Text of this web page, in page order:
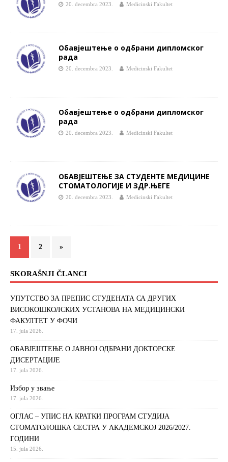
20. decembra 2023. Medicinski Fakultet
Обавјештење о одбрани дипломског
рада
20. decembra 2023. Medicinski Fakultet
Обавјештење о одбрани дипломског
рада
20. decembra 2023. Medicinski Fakultet
ОБАВЈЕШТЕЊЕ ЗА СТУДЕНТЕ МЕДИЦИНЕ
СТОМАТОЛОГИЈЕ И ЗДР.ЊЕГЕ
20. decembra 2023. Medicinski Fakultet
1 2 »
SKORAŠNJI ČLANCI
УПУТСТВО ЗА ПРЕПИС СТУДЕНАТА СА ДРУГИХ
ВИСОКОШКОЛСКИХ УСТАНОВА НА МЕДИЦИНСКИ
ФАКУЛТЕТ У ФОЧИ
17. jula 2026.
ОБАВЈЕШТЕЊЕ О ЈАВНОЈ ОДБРАНИ ДОКТОРСКЕ
ДИСЕРТАЦИЈЕ
17. jula 2026.
Избор у звање
17. jula 2026.
ОГЛАС – УПИС НА КРАТКИ ПРОГРАМ СТУДИЈА
СТОМАТОЛОШКА СЕСТРА У АКАДЕМСКОЈ 2026/2027.
ГОДИНИ
15. jula 2026.